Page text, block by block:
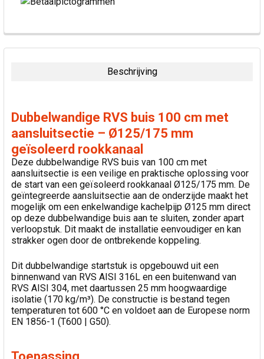
VAAK
SAMEN
VOEG
GESELECTEERDE
TOE AAN
WINKELWAGEN
Beschrijving
Dubbelwandige RVS buis 100 cm met
aansluitsectie – Ø125/175 mm
geïsoleerd rookkanaal
Deze dubbelwandige RVS buis van 100 cm met
aansluitsectie is een veilige en praktische oplossing voor
de start van een geïsoleerd rookkanaal Ø125/175 mm. De
geïntegreerde aansluitsectie aan de onderzijde maakt het
mogelijk om een enkelwandige kachelpijp Ø125 mm direct
op deze dubbelwandige buis aan te sluiten, zonder apart
verloopstuk. Dit maakt de installatie eenvoudiger en kan
strakker ogen door de ontbrekende koppeling.
Dit dubbelwandige startstuk is opgebouwd uit een
binnenwand van RVS AISI 316L en een buitenwand van
RVS AISI 304, met daartussen 25 mm hoogwaardige
isolatie (170 kg/m³). De constructie is bestand tegen
temperaturen tot 600 °C en voldoet aan de Europese norm
EN 1856-1 (T600 | G50).